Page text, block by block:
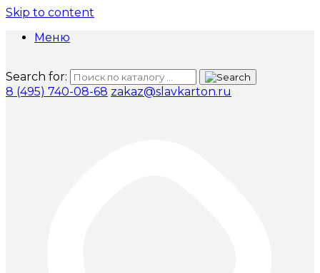
Skip to content
Меню
Search for:
8 (495) 740-08-68 zakaz@slavkarton.ru